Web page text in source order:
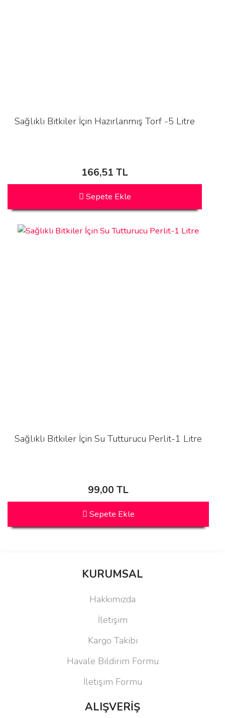
Sağlıklı Bitkiler İçin Hazırlanmış Torf -5 Litre
166,51 TL
Sepete Ekle
Sağlıklı Bitkiler İçin Su Tutturucu Perlit-1 Litre
99,00 TL
Sepete Ekle
KURUMSAL
Hakkımızda
İletişim
Kargo Takibi
Havale Bildirim Formu
İletişim Formu
ALIŞVERİŞ